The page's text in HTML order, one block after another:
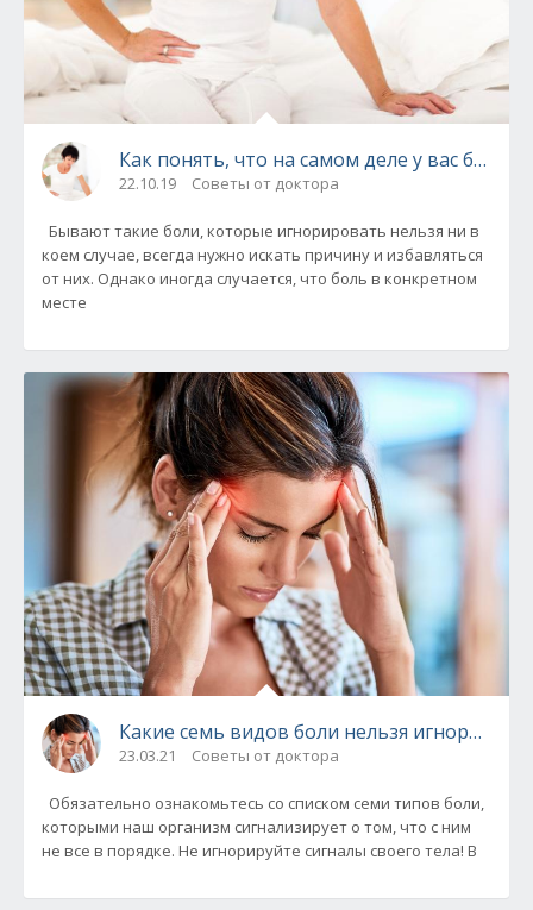
Как понять, что на самом деле у вас болит
22.10.19 Советы от доктора
Бывают такие боли, которые игнорировать нельзя ни в
коем случае, всегда нужно искать причину и избавляться
от них. Однако иногда случается, что боль в конкретном
месте
Какие семь видов боли нельзя
23.03.21 Советы от доктора
Обязательно ознакомьтесь со списком семи типов боли,
которыми наш организм сигнализирует о том, что с ним
не все в порядке. Не игнорируйте сигналы своего тела! В